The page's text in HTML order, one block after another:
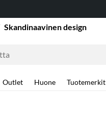
Skandinaavinen design
Outlet Huone Tuotemerkit